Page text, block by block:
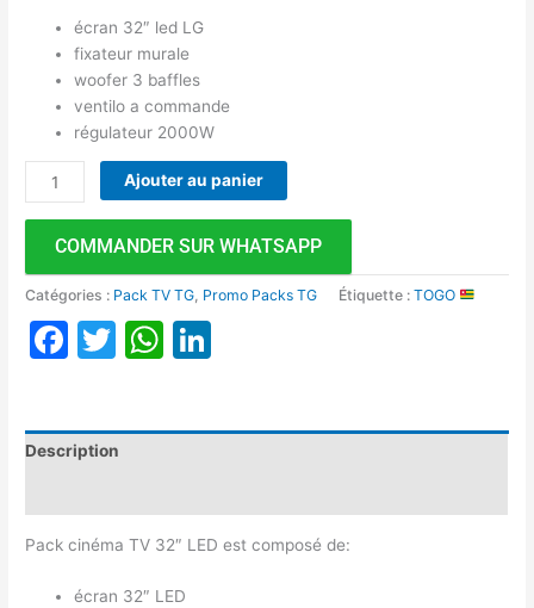
écran 32″ led LG
fixateur murale
woofer 3 baffles
ventilo a commande
régulateur 2000W
Ajouter au panier
COMMANDER SUR WHATSAPP
Catégories : Pack TV TG, Promo Packs TG Étiquette :TOGO
Facebook
TwitterWhatsApp
Description
Pack cinéma TV 32″ LED est composé de:
écran 32″ LED